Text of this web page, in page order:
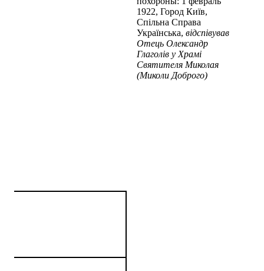
1922, Город Київ,
Спільна Справа
Українська, відспівував
Отець Олександр
Глаголів у Храмі
Святителя Миколая
(Миколи Доброго)